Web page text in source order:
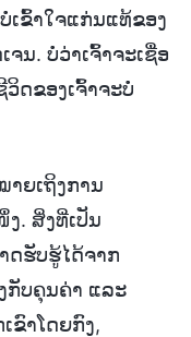
ເຂົ້າໃຈແກ່ນແທ້ຂອງ
ນ. ບໍ່ວ່າເຈົ້າຈະເຊື່ອ
ວິດຂອງເຈົ້າຈະບໍ່
ຍເຖິງການ
. ສິ່ງທີ່ເປັນ
ດຮັບຮູ້ໄດ້ຈາກ
ກັບຄຸນຄ່າ ແລະ
ຂົາໂດຍກົງ,